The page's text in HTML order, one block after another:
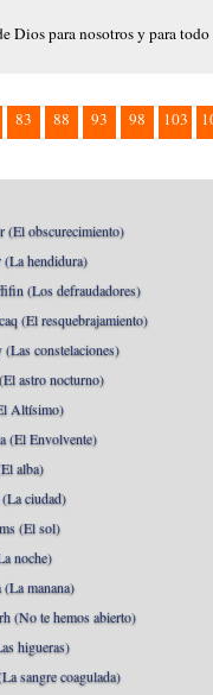
Dios para nosotros y para
83 88 93 98 103
(El obscurecimiento)
hendidura)
(Los defraudadores)
(El resquebrajamiento)
constelaciones)
astro nocturno)
Altísimo)
(El Envolvente)
alba)
ciudad)
(El sol)
noche)
manana)
(No te hemos abierto)
higueras)
sangre coagulada)